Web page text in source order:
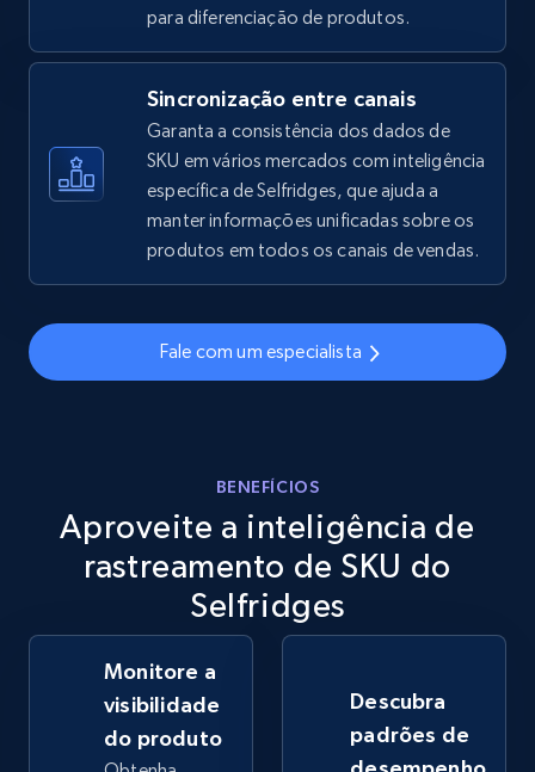
Seller reviews, Breadcrumbs, Root category, and
2.5K+ 359+ Comece agora
URL, Product id, Title, Seller name, Seller rating,
359+ Comece agora
eBay - Collect products from shops on eBay
URL, Product id, Title, Seller name, Seller rating,
Seller reviews, Breadcrumbs, Root category, and
more.
2.5K+ Comece agora
para diferenciação de produtos.
Sincronização entre canais
Garanta a consistência dos dados de
SKU em vários mercados com inteligência
específica de Selfridges, que ajuda a
manter informações unificadas sobre os
produtos em todos os canais de vendas.
Fale com um especialista
BENEFÍCIOS
Aproveite a inteligência de
rastreamento de SKU do
Selfridges
Monitore a
visibilidade
do produto
Descubra
padrões de